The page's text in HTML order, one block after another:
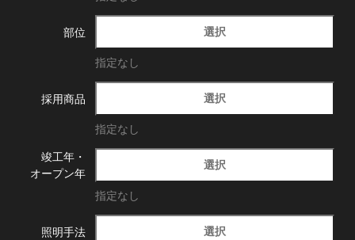
部位 選択
指定なし
採用商品 選択
指定なし
竣工年・
オープン年
選択
指定なし
照明手法 選択